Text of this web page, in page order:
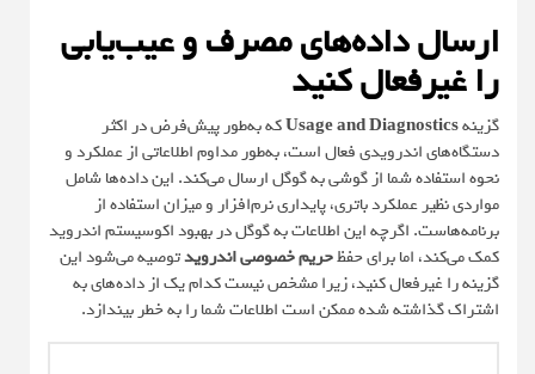
ارسال داده‌های مصرف و عیب‌یابی
را غیرفعال کنید
گزینهUsage and Diagnosticsکه به‌طور پیش‌فرض در اکثر
دستگاه‌های اندرویدی فعال است، به‌طور مداوم اطلاعاتی از عملکرد و
نحوه استفاده شما از گوشی به گوگل ارسال می‌کند. این داده‌ها شامل
مواردی نظیر عملکرد باتری، پایداری نرم‌افزار و میزان استفاده از
برنامه‌هاست. اگرچه این اطلاعات به گوگل در بهبود اکوسیستم اندروید
کمک می‌کند، اما برای حفظحریم خصوصی اندرویدتوصیه می‌شود این
گزینه را غیرفعال کنید، زیرا مشخص نیست کدام یک از داده‌های به
اشتراک گذاشته شده ممکن است اطلاعات شما را به خطر بیندازد.